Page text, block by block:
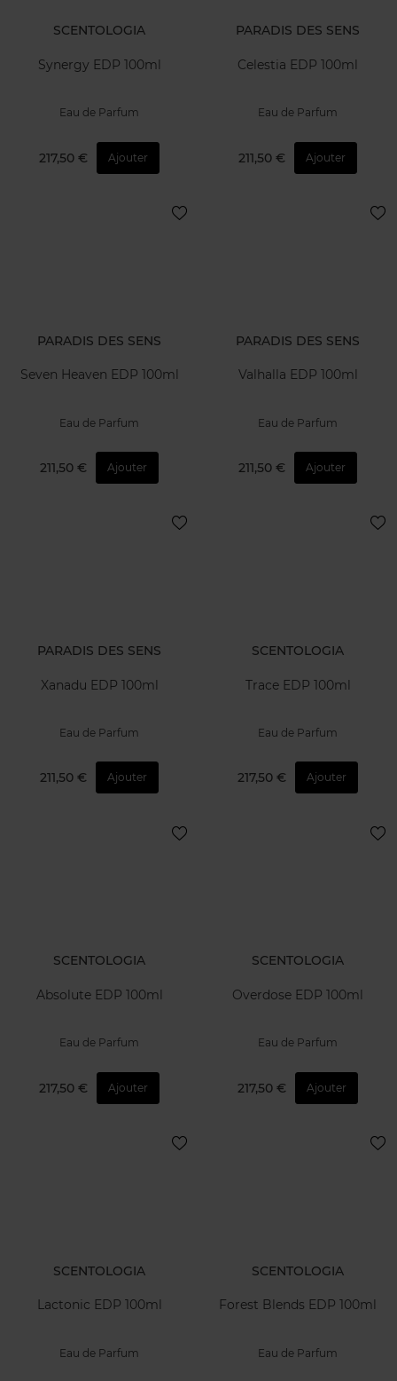
SCENTOLOGIA
Synergy EDP 100ml
Eau de Parfum
217,50 € Ajouter
PARADIS DES SENS
Celestia EDP 100ml
Eau de Parfum
211,50 € Ajouter
PARADIS DES SENS
Seven Heaven EDP 100ml
Eau de Parfum
211,50 € Ajouter
PARADIS DES SENS
Valhalla EDP 100ml
Eau de Parfum
211,50 € Ajouter
PARADIS DES SENS
Xanadu EDP 100ml
Eau de Parfum
211,50 € Ajouter
SCENTOLOGIA
Trace EDP 100ml
Eau de Parfum
217,50 € Ajouter
SCENTOLOGIA
Absolute EDP 100ml
Eau de Parfum
217,50 € Ajouter
SCENTOLOGIA
Overdose EDP 100ml
Eau de Parfum
217,50 € Ajouter
SCENTOLOGIA
Lactonic EDP 100ml
Eau de Parfum
SCENTOLOGIA
Forest Blends EDP 100ml
Eau de Parfum